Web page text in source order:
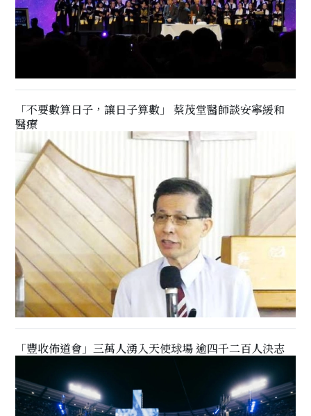
「不要數算日子，讓日子算數」 蔡茂堂醫師談安寧緩和
醫療
「豐收佈道會」三萬人湧入天使球場 逾四千二百人決志